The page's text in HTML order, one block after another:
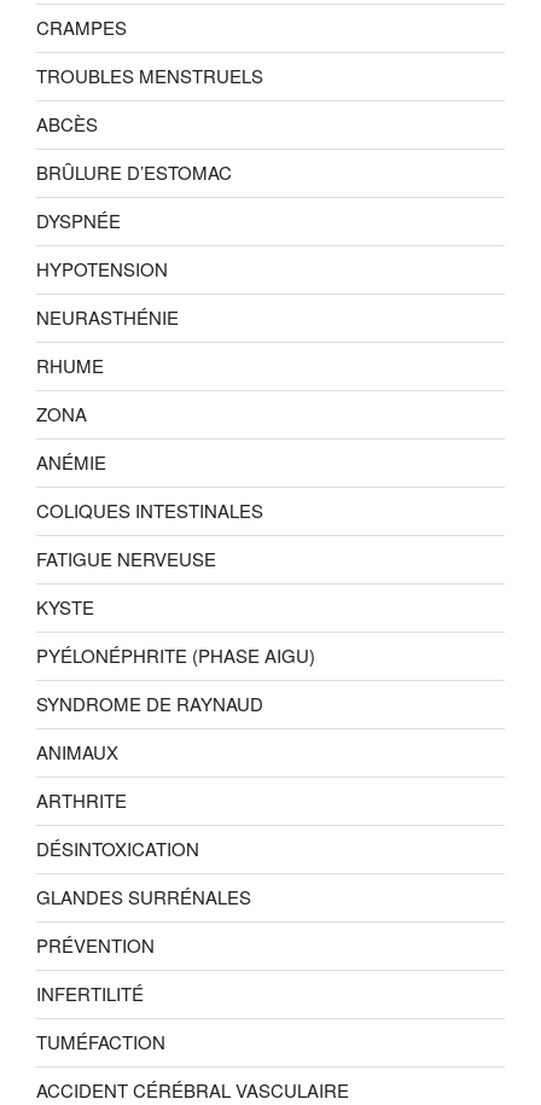
CRAMPES
TROUBLES MENSTRUELS
ABCÈS
BRÛLURE D’ESTOMAC
DYSPNÉE
HYPOTENSION
NEURASTHÉNIE
RHUME
ZONA
ANÉMIE
COLIQUES INTESTINALES
FATIGUE NERVEUSE
KYSTE
PYÉLONÉPHRITE (PHASE AIGU)
SYNDROME DE RAYNAUD
ANIMAUX
ARTHRITE
DÉSINTOXICATION
GLANDES SURRÉNALES
PRÉVENTION
INFERTILITÉ
TUMÉFACTION
ACCIDENT CÉRÉBRAL VASCULAIRE